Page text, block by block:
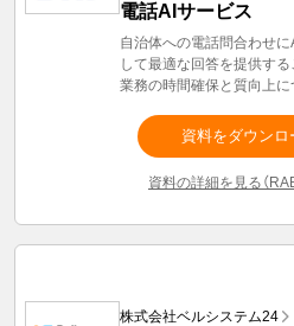
電話AIサービス
自治体への電話問合わせに
して最適な回答を提供す
業務の時間確保と質向上に
資料をダウンロ
資料の詳細を見る（
株式会社ベルシステム24